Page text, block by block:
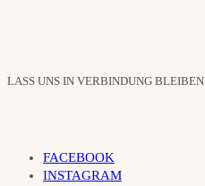
LASS UNS IN VERBINDUNG BLEIBEN
FACEBOOK
INSTAGRAM